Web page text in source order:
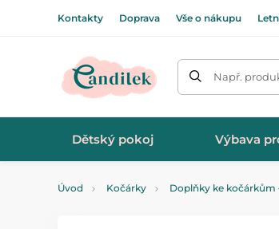
Kontakty Doprava Vše o nákupu
Např.
Dětský pokoj Výbava
Úvod Kočárky Doplňky ke kočárkům